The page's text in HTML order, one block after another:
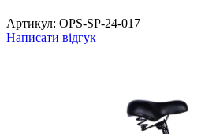
Артикул: OPS-SP-24-017
Написати відгук